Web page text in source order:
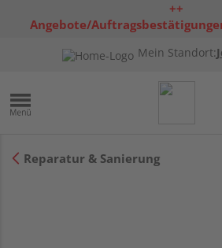
++
Angebote/
Mein Standort:
Reparatur & Sanierung